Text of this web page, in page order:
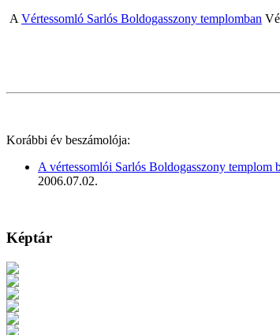
A Vértessomló Sarlós Boldogasszony templomban
Korábbi év beszámolója:
A vértessomlói Sarlós Boldogasszony templom
2006.07.02.
Képtár